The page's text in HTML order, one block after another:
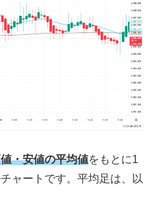
・安値の平均値をもとに1
ャートです。平均足は、以